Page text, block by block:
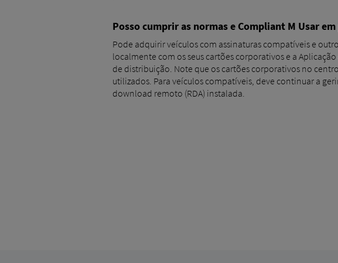
Posso cumprir as normas e Compliant M Usar
Pode adquirir veículos com assinaturas compatíveis e
localmente com os seus cartões corporativos e a
de distribuição. Note que os cartões corporativos no
utilizados. Para veículos compatíveis, deve continuar a
download remoto (RDA) instalada.